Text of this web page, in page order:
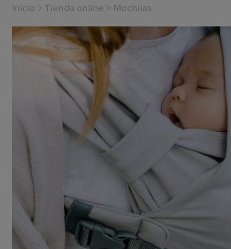
Inicio > Tienda online > Mochilas